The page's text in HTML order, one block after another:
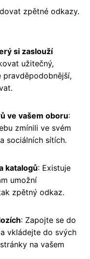
zpětné odkazy.
si zaslouží
užitečný,
pravděpodobnější,
ve vašem oboru:
zmínili ve svém
sociálních sítích.
katalogů: Existuje
umožní
zpětný odkaz.
: Zapojte se do
vkládejte do svých
na vašem